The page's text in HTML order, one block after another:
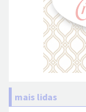
mais lidas